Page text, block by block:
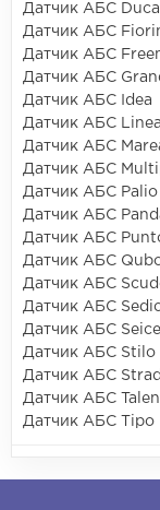
Датчик АБС
Датчик АБС
Датчик АБС
Датчик АБС
Датчик АБС Idea
Датчик АБС Linea
Датчик АБС
Датчик АБС
Датчик АБС Palio
Датчик АБС
Датчик АБС
Датчик АБС
Датчик АБС
Датчик АБС
Датчик АБС
Датчик АБС Stilo
Датчик АБС
Датчик АБС
Датчик АБС Tipo